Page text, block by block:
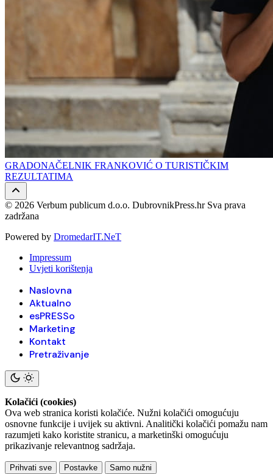
GRADONAČELNIK FRANKOVIĆ O TURISTIČKIM
REZULTATIMA
© 2026 Verbum publicum d.o.o. DubrovnikPress.hr Sva prava
zadržana
Powered by DromedarIT.NeT
Impressum
Uvjeti korištenja
Naslovna
Aktualno
esPRESSo
Marketing
Kontakt
Pretraživanje
Kolačići (cookies)
Ova web stranica koristi kolačiće. Nužni kolačići omogućuju
osnovne funkcije i uvijek su aktivni. Analitički kolačići pomažu nam
razumjeti kako koristite stranicu, a marketinški omogućuju
prikazivanje relevantnog sadržaja.
Prihvati sve Postavke Samo nužni